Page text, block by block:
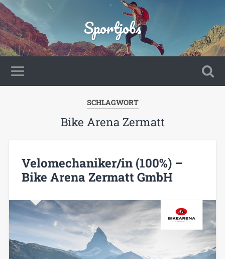
Sportjobs
SCHLAGWORT
Bike Arena Zermatt
Velomechaniker/in (100%) –
Bike Arena Zermatt GmbH